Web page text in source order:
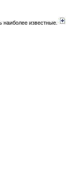
известные.